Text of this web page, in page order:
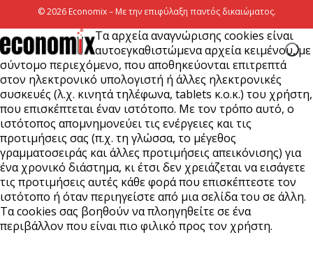
© 2026 Economix – Με την επιφύλαξη παντός δικαιώματος.
Τα αρχεία αναγνώρισης cookies είναι
αυτοεγκαθιστώμενα αρχεία κειμένου, με
σύντομο περιεχόμενο, που αποθηκεύονται επιτρεπτά
στον ηλεκτρονικό υπολογιστή ή άλλες ηλεκτρονικές
συσκευές (λ.χ. κινητά τηλέφωνα, tablets κ.ο.κ.) του χρήστη,
που επισκέπτεται έναν ιστότοπο. Με τον τρόπο αυτό, ο
ιστότοπος απομνημονεύει τις ενέργειες και τις
προτιμήσεις σας (π.χ. τη γλώσσα, το μέγεθος
γραμματοσειράς και άλλες προτιμήσεις απεικόνισης) για
ένα χρονικό διάστημα, κι έτσι δεν χρειάζεται να εισάγετε
τις προτιμήσεις αυτές κάθε φορά που επισκέπτεστε τον
ιστότοπο ή όταν περιηγείστε από μια σελίδα του σε άλλη.
Τα cookies σας βοηθούν να πλοηγηθείτε σε ένα
περιβάλλον που είναι πιο φιλικό προς τον χρήστη.